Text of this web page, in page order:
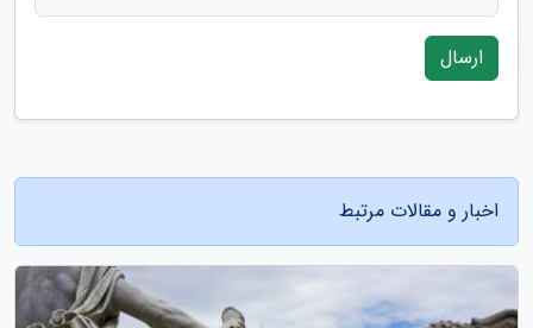
ارسال
اخبار و مقالات مرتبط